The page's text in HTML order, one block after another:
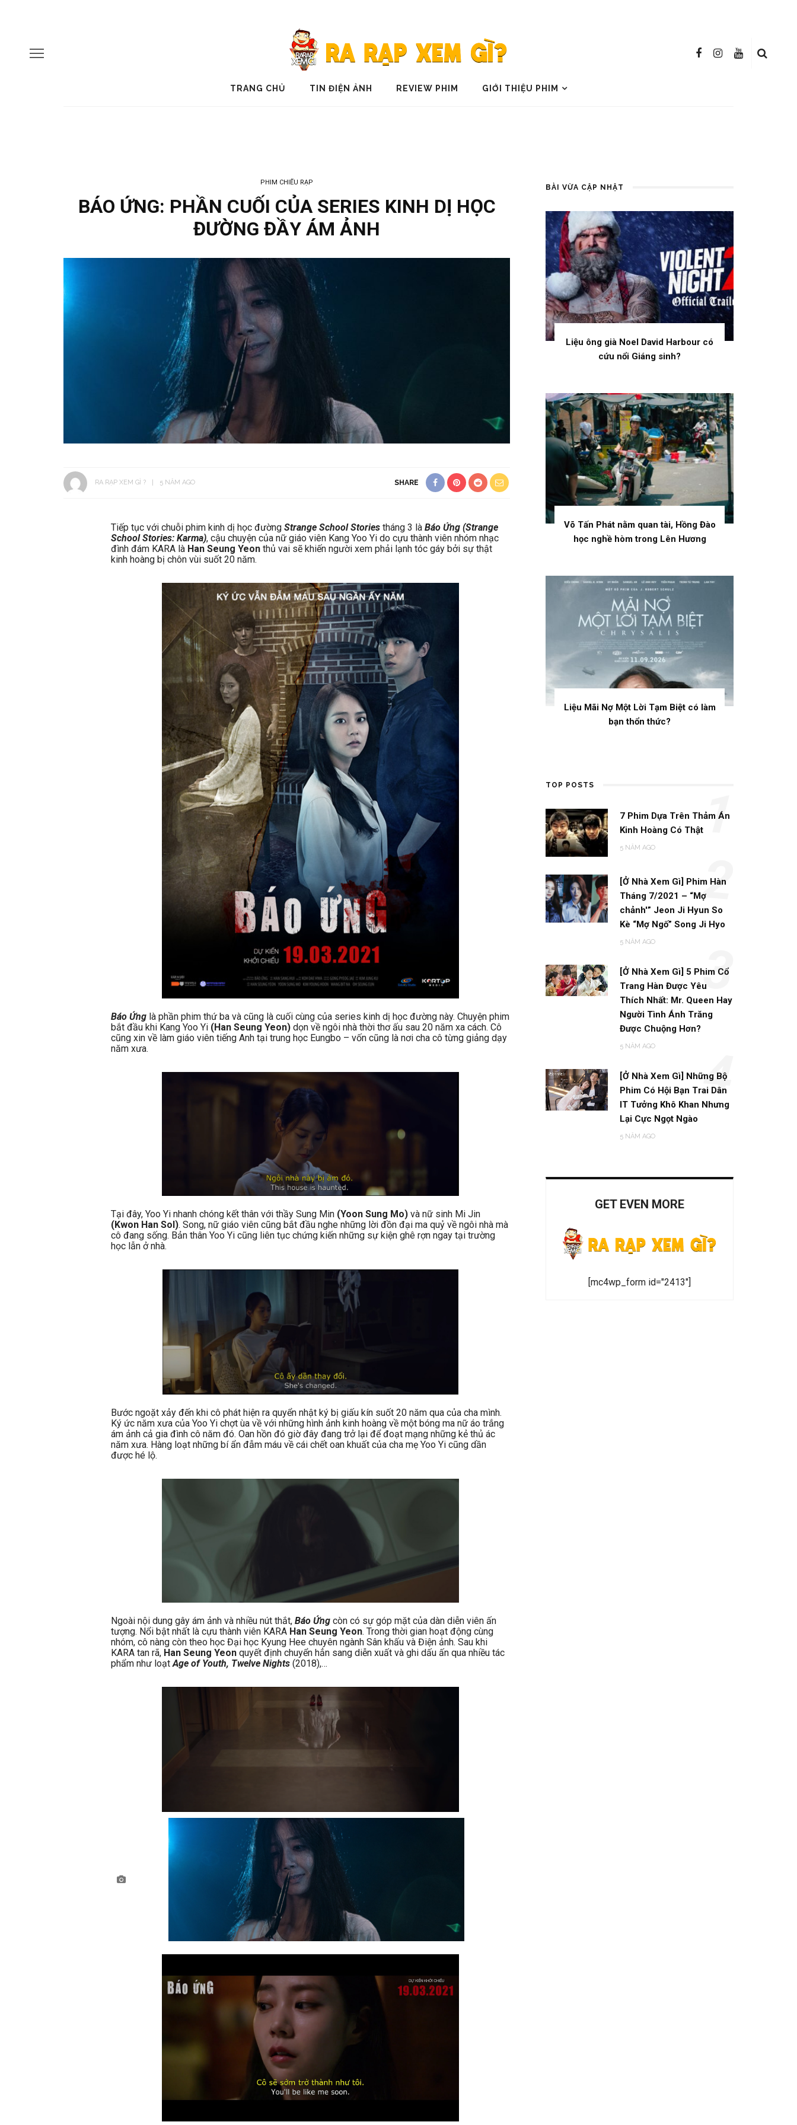
TRANG CHỦ TIN ĐIỆN ẢNH REVIEW PHIM GIỚI THIỆU PHIM
PHIM CHIẾU RẠP
BÁO ỨNG: PHẦN CUỐI CỦA SERIES KINH DỊ HỌC
ĐƯỜNG ĐẦY ÁM ẢNH
RA RẠP XEM GÌ ? 5 NĂM AGO SHARE
Tiếp tục với chuỗi phim kinh dị học đường Strange School Stories tháng 3 là Báo Ứng (Strange
School Stories: Karma), cậu chuyện của nữ giáo viên Kang Yoo Yi do cựu thành viên nhóm nhạc
đình đám KARA là Han Seung Yeon thủ vai sẽ khiến người xem phải lạnh tóc gáy bởi sự thật
kinh hoàng bị chôn vùi suốt 20 năm.
Báo Ứng là phần phim thứ ba và cũng là cuối cùng của series kinh dị học đường này. Chuyện phim
bắt đầu khi Kang Yoo Yi (Han Seung Yeon) dọn về ngôi nhà thời thơ ấu sau 20 năm xa cách. Cô
cũng xin về làm giáo viên tiếng Anh tại trung học Eungbo – vốn cũng là nơi cha cô từng giảng dạy
năm xưa.
Tại đây, Yoo Yi nhanh chóng kết thân với thầy Sung Min (Yoon Sung Mo) và nữ sinh Mi Jin
(Kwon Han Sol). Song, nữ giáo viên cũng bắt đầu nghe những lời đồn đại ma quỷ về ngôi nhà mà
cô đang sống. Bản thân Yoo Yi cũng liên tục chứng kiến những sự kiện ghê rợn ngay tại trường
học lẫn ở nhà.
Bước ngoặt xảy đến khi cô phát hiện ra quyển nhật ký bị giấu kín suốt 20 năm qua của cha mình.
Ký ức năm xưa của Yoo Yi chợt ùa về với những hình ảnh kinh hoàng về một bóng ma nữ áo trắng
ám ảnh cả gia đình cô năm đó. Oan hồn đó giờ đây đang trở lại để đoạt mạng những kẻ thủ ác
năm xưa. Hàng loạt những bí ẩn đẫm máu về cái chết oan khuất của cha mẹ Yoo Yi cũng dần
được hé lộ.
Ngoài nội dung gây ám ảnh và nhiều nút thắt, Báo Ứng còn có sự góp mặt của dàn diễn viên ấn
tượng. Nổi bật nhất là cựu thành viên KARA Han Seung Yeon. Trong thời gian hoạt động cùng
nhóm, cô nàng còn theo học Đại học Kyung Hee chuyên ngành Sân khấu và Điện ảnh. Sau khi
KARA tan rã, Han Seung Yeon quyết định chuyển hẳn sang diễn xuất và ghi dấu ấn qua nhiều tác
phẩm như loạtAge of Youth, Twelve Nights (2018),…
BÀI VỪA CẬP NHẬT
Liệu ông già Noel David Harbour có
cứu nổi Giáng sinh?
Võ Tấn Phát nằm quan tài, Hồng Đào
học nghề hòm trong Lên Hương
Liệu Mãi Nợ Một Lời Tạm Biệt có làm
bạn thổn thức?
TOP POSTS
7 Phim Dựa Trên Thảm Án
Kinh Hoàng Có Thật
5 NĂM AGO
1
[Ở Nhà Xem Gì] Phim Hàn
Tháng 7/2021 – “Mợ
chảnh'” Jeon Ji Hyun So
Kè “Mợ Ngố” Song Ji Hyo
5 NĂM AGO
2
[Ở Nhà Xem Gì] 5 Phim Cổ
Trang Hàn Được Yêu
Thích Nhất: Mr. Queen Hay
Người Tình Ánh Trăng
Được Chuộng Hơn?
5 NĂM AGO
3
[Ở Nhà Xem Gì] Những Bộ
Phim Có Hội Bạn Trai Dân
IT Tưởng Khô Khan Nhưng
Lại Cực Ngọt Ngào
5 NĂM AGO
4
GET EVEN MORE
[mc4wp_form id="2413"]